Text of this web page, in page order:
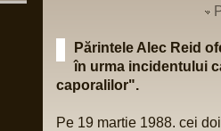
Părintele Alec Reid
în urma incidentului
caporalilor".
Pe 19 martie 1988. cei